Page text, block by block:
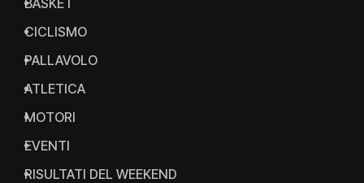
CICLISMO
PALLAVOLO
ATLETICA
MOTORI
EVENTI
RISULTATI DEL WEEKEND